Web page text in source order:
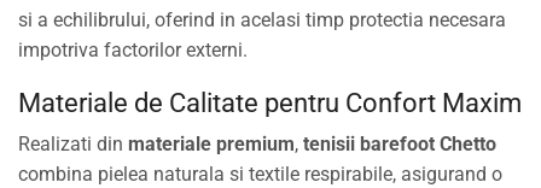
si a echilibrului, oferind in acelasi timp protectia necesara
impotriva factorilor externi.
Materiale de Calitate pentru Confort Maxim
Realizati din materiale premium, tenisii barefoot Chetto
combina pielea naturala si textile respirabile, asigurand o